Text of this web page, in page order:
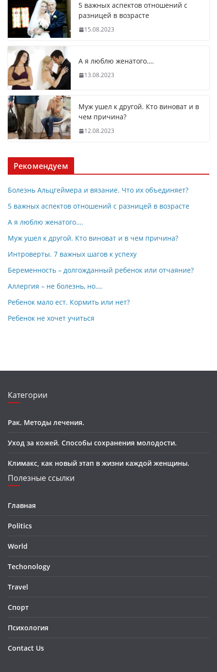
5 важных аспектов отношений с
разницей в возрасте
15.08.2023
А я люблю женатого….
13.08.2023
Муж ушел к другой. Кто виноват и в
чем причина?
12.08.2023
Рекомендуем
Болезнь Альцгеймера и вязание. Что их объединяет?
5 важных аспектов отношений с разницей в возрасте
А я люблю женатого….
Муж ушел к другой. Кто виноват и в чем причина?
Интроверты. 7 важных шагов к успеху
Беременность – долгожданный ребенок или отчаяние?
Аллергия – не болезнь, но….
Ребенок мало ест. Кормить или нет?
Ребенок не хочет учиться
Категории
Рак. Методы лечения.
Уход за кожей. Способы сохранения молодости.
Климакс, как новый этап в жизни каждой женщины.
Полезные ссылки
Главная
Politics
World
Techonology
Travel
Спорт
Психология
Contact Us